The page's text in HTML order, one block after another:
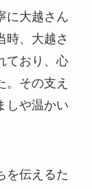
に大越さん
時、大越さ
ており、心
。その支え
しや温かい
を伝えるた